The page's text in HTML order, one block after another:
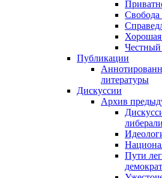
Свобода
Честный
Публикации
литературы
Дискуссии
Архив
Пути